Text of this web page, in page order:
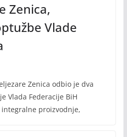
Zenica,
Vlade
Zenica odbio je dva
Vlada Federacije BiH
proizvodnje,